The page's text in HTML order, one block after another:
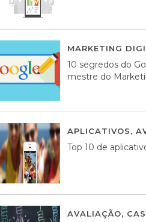
MARKETING
10 segredos do
mestre do
APLICATIVOS,
Top 10 de
AVALIAÇÃO,